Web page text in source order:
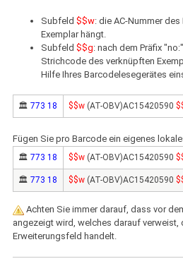
Subfeld $$w: die AC-Nummer
Exemplar hängt.
Subfeld $$g: nach dem Präfix
Strichcode des verknüpften
Hilfe Ihres Barcodelesegerätes
🏛773 18 $$w (AT-OBV)AC15420590
Fügen Sie pro Barcode ein eigenes
🏛773 18 $$w (AT-OBV)AC15420590
🏛773 18 $$w (AT-OBV)AC15420590
Achten Sie immer darauf, dass vor
angezeigt wird, welches darauf verweist,
Erweiterungsfeld handelt.